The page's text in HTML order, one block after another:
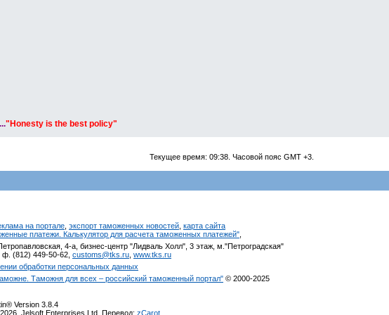
"Honesty is the best policy"
Текущее время: 09:38 . Часовой пояс GMT +3.
на портале экспорт таможенных новостей карта сайта
платежи. Калькулятор для расчета таможенных платежей"
4-а, бизнес-центр "Лидваль Холл", 3 этаж, м."Петроградская"
ф. (812) 449-50-62, customs@tks.ru www.tks.ru
обработки персональных данных
Таможня для всех – российский таможенный портал" © 2000-2025
Version 3.8.4
Jelsoft Enterprises Ltd. Перевод: zCarot